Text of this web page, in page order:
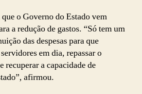
o Governo do Estado vem
a redução de gastos. “Só tem um
das despesas para que
em dia, repassar o
recuperar a capacidade de
afirmou.